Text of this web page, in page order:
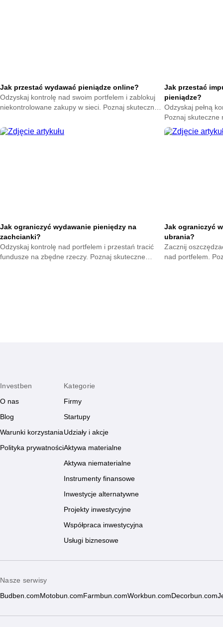
Jak przestać wydawać pieniądze online?
Odzyskaj kontrolę nad swoim portfelem i zablokuj
niekontrolowane zakupy w sieci. Poznaj skuteczne
przycisku kup teraz.
Jak przestać
pieniądze?
Odzyskaj pełną
Poznaj skuteczne
nagłych
oszczędności już
Jak ograniczyć wydawanie pieniędzy na
zachcianki?
Odzyskaj kontrolę nad portfelem i przestań tracić
fundusze na zbędne rzeczy. Poznaj skuteczne
Jak ograniczyć
ubrania?
Zacznij
nad portfelem.
Investben
O nas
Blog
Warunki korzystania
Polityka prywatności
Kategorie
Firmy
Startupy
Udziały i akcje
Aktywa materialne
Aktywa niematerialne
Instrumenty finansowe
Inwestycje alternatywne
Projekty inwestycyjne
Współpraca inwestycyjna
Usługi biznesowe
Nasze serwisy
Budben.com Motobun.com Farmbun.comWorkbun.com Decorbun.com